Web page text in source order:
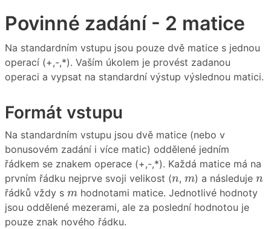
Povinné zadání - 2 matice
Na standardním vstupu jsou pouze dvě matice s jednou
operací (+,-,*). Vaším úkolem je provést zadanou
operaci a vypsat na standardní výstup výslednou matici.
Formát vstupu
Na standardním vstupu jsou dvě matice (nebo v
bonusovém zadání i více matic) oddělené jedním
řádkem se znakem operace (+,-,*). Každá matice má na
prvním řádku nejprve svoji velikost (n
n, m
m) a následuje n
n
řádků vždy s m
m hodnotami matice. Jednotlivé hodnoty
jsou oddělené mezerami, ale za poslední hodnotou je
pouze znak nového řádku.